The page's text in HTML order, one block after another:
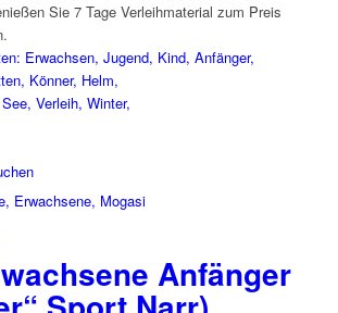
Sie 7 Tage Verleihmaterial zum Preis
Erwachsen, Jugend, Kind, Anfänger,
Könner, Helm,
Verleih, Winter,
Anfänger